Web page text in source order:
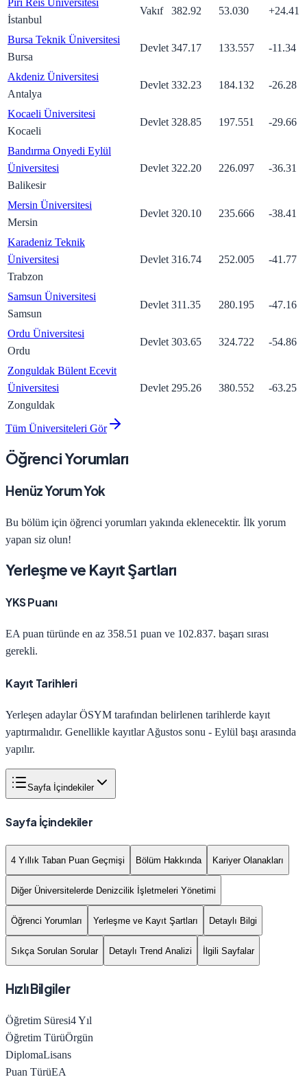
Piri Reis Üniversitesi
İstanbul
Vakıf 382.92 53.030 +24.41
Bursa Teknik Üniversitesi
Bursa
Devlet 347.17 133.557 -11.34
Akdeniz Üniversitesi
Antalya
Devlet 332.23 184.132 -26.28
Kocaeli Üniversitesi
Kocaeli
Devlet 328.85 197.551 -29.66
Bandırma Onyedi Eylül
Üniversitesi
Balikesir
Devlet 322.20 226.097 -36.31
Mersin Üniversitesi
Mersin
Devlet 320.10 235.666 -38.41
Karadeniz Teknik
Üniversitesi
Trabzon
Devlet 316.74 252.005 -41.77
Samsun Üniversitesi
Samsun
Devlet 311.35 280.195 -47.16
Ordu Üniversitesi
Ordu
Devlet 303.65 324.722 -54.86
Zonguldak Bülent Ecevit
Üniversitesi
Zonguldak
Devlet 295.26 380.552 -63.25
Tüm Üniversiteleri Gör
Öğrenci Yorumları
Henüz Yorum Yok
Bu bölüm için öğrenci yorumları yakında eklenecektir. İlk yorum
yapan siz olun!
Yerleşme ve Kayıt Şartları
YKS Puanı
EApuan türünde en az 358.51 puan ve 102.837. başarı sırası
gerekli.
Kayıt Tarihleri
Yerleşen adaylar ÖSYM tarafından belirlenen tarihlerde kayıt
yaptırmalıdır. Genellikle kayıtlar Ağustos sonu - Eylül başı arasında
yapılır.
Sayfa İçindekiler
Sayfa İçindekiler
4 Yıllık Taban Puan Geçmişi Bölüm Hakkında Kariyer Olanakları
Diğer Üniversitelerde Denizcilik İşletmeleri Yönetimi
Öğrenci Yorumları Yerleşme ve Kayıt Şartları Detaylı Bilgi
Sıkça Sorulan Sorular Detaylı Trend Analizi İlgili Sayfalar
Hızlı Bilgiler
Öğretim Süresi4Yıl
Öğretim TürüÖrgün
DiplomaLisans
Puan TürüEA